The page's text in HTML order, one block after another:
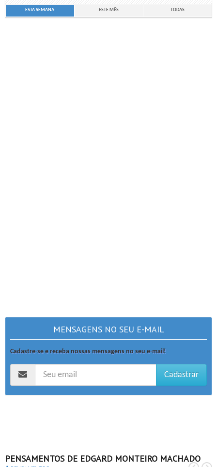
ESTA SEMANA ESTE MÊS TODAS
MENSAGENS NO SEU E-MAIL
Cadastre-se e receba nossas mensagens no seu e-mail!
Cadastrar
PENSAMENTOS DE EDGARD MONTEIRO MACHADO